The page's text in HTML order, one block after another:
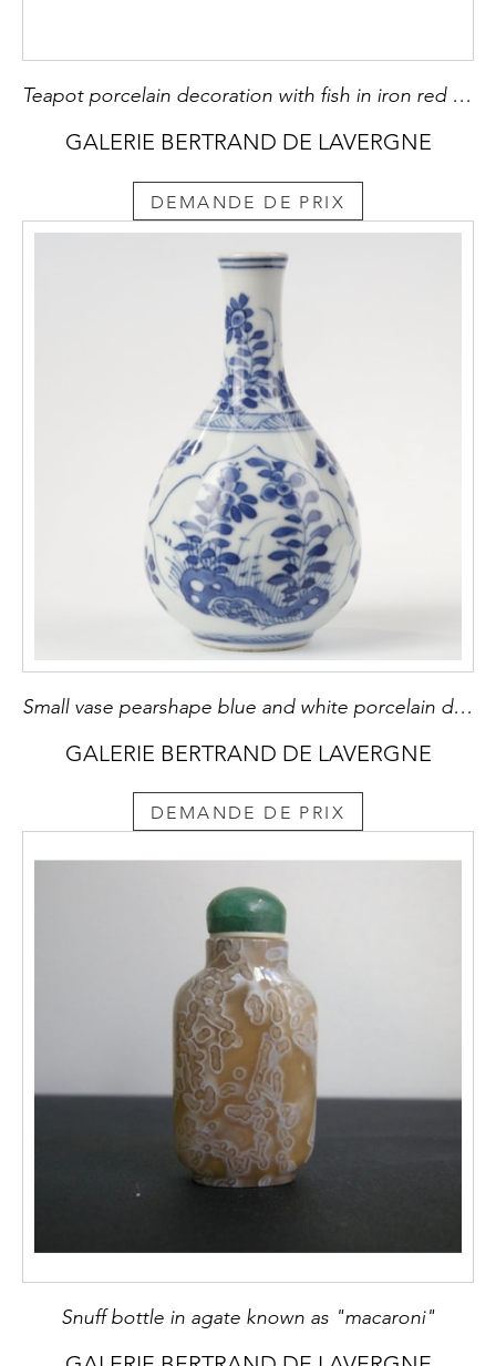
Teapot porcelain decoration with fish in iron red and gold- Yongzheng period 1723/1735
GALERIE BERTRAND DE LAVERGNE
DEMANDE DE PRIX
Small vase pearshape blue and white porcelain decorated with flowers Kangxi period 1662/1722
GALERIE BERTRAND DE LAVERGNE
DEMANDE DE PRIX
Snuff bottle in agate known as "macaroni"